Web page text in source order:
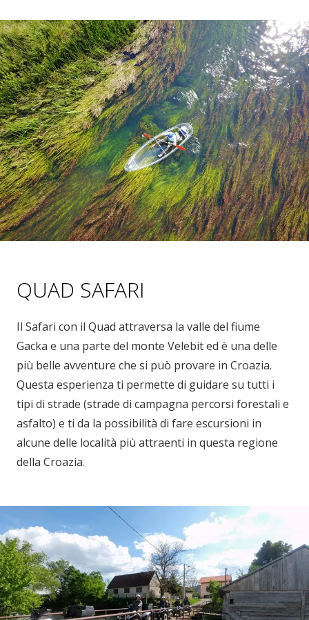
QUAD SAFARI
Il Safari con il Quad attraversa la valle del fiume
Gacka e una parte del monte Velebit ed è una delle
più belle avventure che si può provare in Croazia.
Questa esperienza ti permette di guidare su tutti i
tipi di strade (strade di campagna percorsi forestali e
asfalto) e ti da la possibilità di fare escursioni in
alcune delle località più attraenti in questa regione
della Croazia.